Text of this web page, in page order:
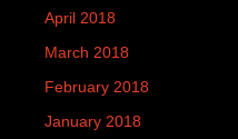
April 2018
March 2018
February 2018
January 2018